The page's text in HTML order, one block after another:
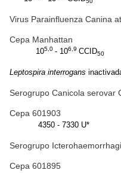
Virus Parainfluenza Canina
Cepa Manhattan
105,0 - 106,9 CCID50
Leptospira interrogans
Serogrupo Canicola serovar
Cepa 601903
4350 - 7330 U*
Serogrupo
Cepa 601895